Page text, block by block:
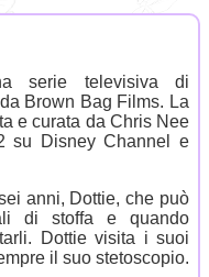
serie televisiva di
Brown Bag Films. La
e curata da Chris Nee
su Disney Channel e
anni, Dottie, che può
di stoffa e quando
Dottie visita i suoi
il suo stetoscopio.